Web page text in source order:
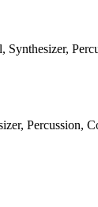
Synthesizer,
Percussion,